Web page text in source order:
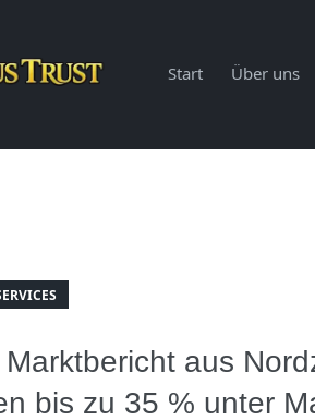
Start Über uns
aus
bis zu 35 % unter